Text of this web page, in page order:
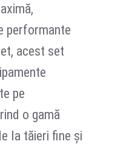
performante
acest set
pe
o gamă
la tăieri fine și